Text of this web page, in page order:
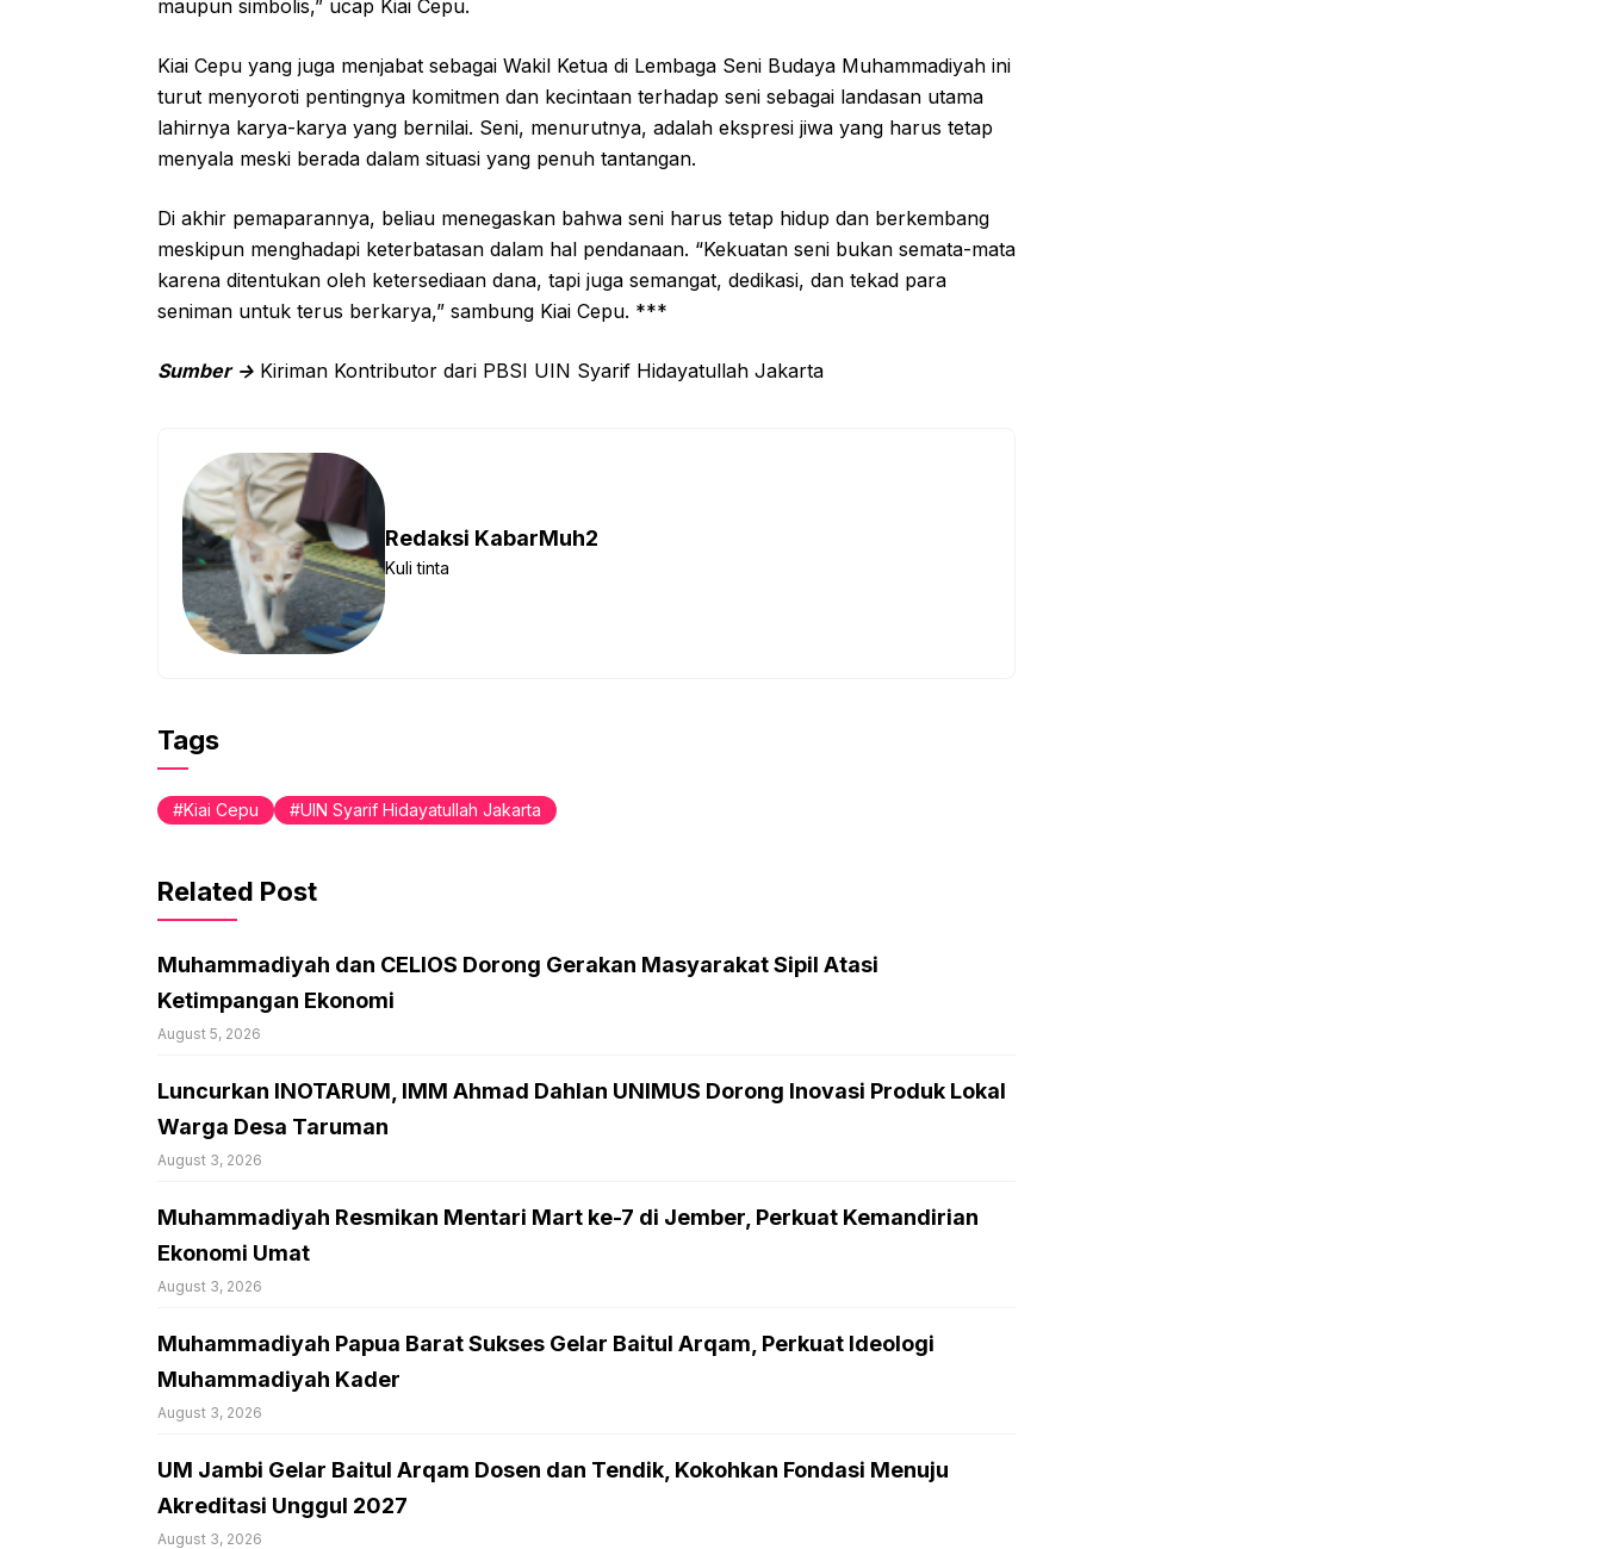
maupun simbolis,” ucap Kiai Cepu.
Kiai Cepu yang juga menjabat sebagai Wakil Ketua di Lembaga Seni Budaya Muhammadiyah ini
turut menyoroti pentingnya komitmen dan kecintaan terhadap seni sebagai landasan utama
lahirnya karya-karya yang bernilai. Seni, menurutnya, adalah ekspresi jiwa yang harus tetap
menyala meski berada dalam situasi yang penuh tantangan.
Di akhir pemaparannya, beliau menegaskan bahwa seni harus tetap hidup dan berkembang
meskipun menghadapi keterbatasan dalam hal pendanaan. “Kekuatan seni bukan semata-mata
karena ditentukan oleh ketersediaan dana, tapi juga semangat, dedikasi, dan tekad para
seniman untuk terus berkarya,” sambung Kiai Cepu. ***
Sumber -> Kiriman Kontributor dari PBSI UIN Syarif Hidayatullah Jakarta
Redaksi KabarMuh2
Kuli tinta
Tags
Kiai Cepu UIN Syarif Hidayatullah Jakarta
Related Post
Muhammadiyah dan CELIOS Dorong Gerakan Masyarakat Sipil Atasi
Ketimpangan Ekonomi
August 5, 2026
Luncurkan INOTARUM, IMM Ahmad Dahlan UNIMUS Dorong Inovasi Produk Lokal
Warga Desa Taruman
August 3, 2026
Muhammadiyah Resmikan Mentari Mart ke-7 di Jember, Perkuat Kemandirian
Ekonomi Umat
August 3, 2026
Muhammadiyah Papua Barat Sukses Gelar Baitul Arqam, Perkuat Ideologi
Muhammadiyah Kader
August 3, 2026
UM Jambi Gelar Baitul Arqam Dosen dan Tendik, Kokohkan Fondasi Menuju
Akreditasi Unggul 2027
August 3, 2026